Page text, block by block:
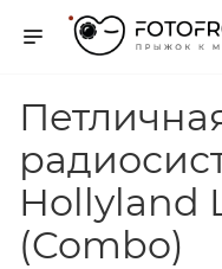
Hollyland
(Combo)